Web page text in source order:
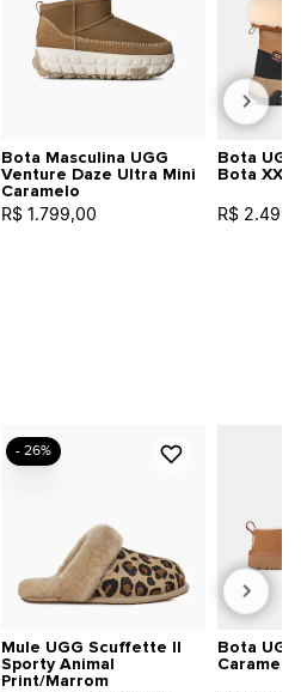
Bota Masculina UGG
Venture Daze Ultra Mini
Caramelo
R$ 1.799,00
Bota
Bota XXV
R$
Mule UGG Scuffette II
Sporty Animal
Print/Marrom
- 26%
Bota
Caramelo